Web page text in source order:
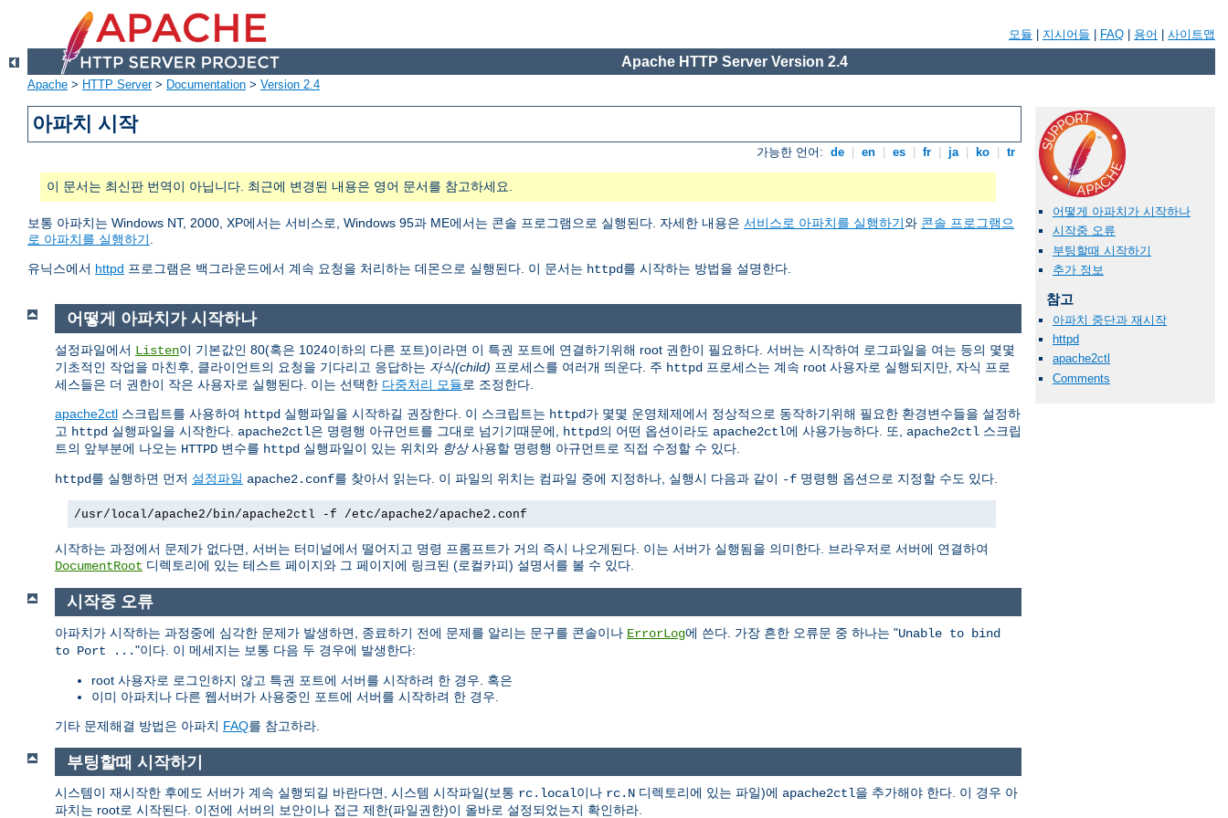
모듈 지시어들 FAQ 용어 사이트맵
Apache HTTP Server Version 2.4
Apache > HTTP Server> Documentation > Version 2.4
아파치 시작
가능한 언어: de en es fr ja ko tr
이 문서는 최신판 번역이 아닙니다. 최근에 변경된 내용은 영어 문서를 참고하세요.
보통 아파치는 Windows NT, 2000, XP에서는 서비스로, Windows 95과 ME에서는 콘솔 프로그램으로 실행된다. 자세한 내용은 서비스로 아파치를 실행하기와 콘솔 프로그램으
로 아파치를 실행하기.
유닉스에서 httpd 프로그램은 백그라운드에서 계속 요청을 처리하는 데몬으로 실행된다. 이 문서는 httpd를 시작하는 방법을 설명한다.
어떻게 아파치가 시작하나
시작중 오류
부팅할때 시작하기
추가 정보
참고
아파치 중단과 재시작
httpd
apache2ctl
Comments
어떻게 아파치가 시작하나
설정파일에서 Listen이 기본값인 80(혹은 1024이하의 다른 포트)이라면 이 특권 포트에 연결하기위해 root 권한이 필요하다. 서버는 시작하여 로그파일을 여는 등의 몇몇
기초적인 작업을 마친후, 클라이언트의 요청을 기다리고 응답하는 자식(child) 프로세스를 여러개 띄운다. 주 httpd 프로세스는 계속 root 사용자로 실행되지만, 자식 프로
세스들은 더 권한이 작은 사용자로 실행된다. 이는 선택한 다중처리 모듈로 조정한다.
apache2ctl 스크립트를 사용하여 httpd 실행파일을 시작하길 권장한다. 이 스크립트는 httpd가 몇몇 운영체제에서 정상적으로 동작하기위해 필요한 환경변수들을 설정하
고 httpd 실행파일을 시작한다. apache2ctl은 명령행 아규먼트를 그대로 넘기기때문에, httpd의 어떤 옵션이라도 apache2ctl에 사용가능하다. 또, apache2ctl 스크립
트의 앞부분에 나오는 HTTPD 변수를 httpd 실행파일이 있는 위치와 항상사용할 명령행 아규먼트로 직접 수정할 수 있다.
httpd를 실행하면 먼저 설정파일 apache2.conf를 찾아서 읽는다. 이 파일의 위치는 컴파일 중에 지정하나, 실행시 다음과 같이 -f 명령행 옵션으로 지정할 수도 있다.
/usr/local/apache2/bin/apache2ctl -f /etc/apache2/apache2.conf
시작하는 과정에서 문제가 없다면, 서버는 터미널에서 떨어지고 명령 프롬프트가 거의 즉시 나오게된다. 이는 서버가 실행됨을 의미한다. 브라우저로 서버에 연결하여
DocumentRoot 디렉토리에 있는 테스트 페이지와 그 페이지에 링크된 (로컬카피) 설명서를 볼 수 있다.
시작중 오류
아파치가 시작하는 과정중에 심각한 문제가 발생하면, 종료하기 전에 문제를 알리는 문구를 콘솔이나 ErrorLog에 쓴다. 가장 흔한 오류문 중 하나는 "Unable to bind
to Port ..."이다. 이 메세지는 보통 다음 두 경우에 발생한다:
root 사용자로 로그인하지 않고 특권 포트에 서버를 시작하려 한 경우. 혹은
이미 아파치나 다른 웹서버가 사용중인 포트에 서버를 시작하려 한 경우.
기타 문제해결 방법은 아파치 FAQ를 참고하라.
부팅할때 시작하기
시스템이 재시작한 후에도 서버가 계속 실행되길 바란다면, 시스템 시작파일(보통 rc.local이나 rc.N 디렉토리에 있는 파일)에 apache2ctl을 추가해야 한다. 이 경우 아
파치는 root로 시작된다. 이전에 서버의 보안이나 접근 제한(파일권한)이 올바로 설정되었는지 확인하라.